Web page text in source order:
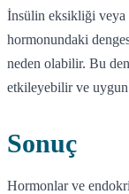
İnsülin eksikliği veya
hormonundaki
neden olabilir. Bu
etkileyebilir ve
Sonuç
Hormonlar ve